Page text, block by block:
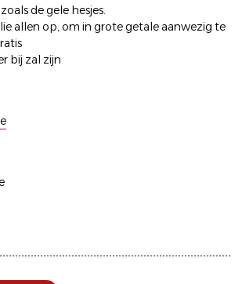
de gele hesjes.
allen op, om in grote getale aanwezig te
bij zal zijn